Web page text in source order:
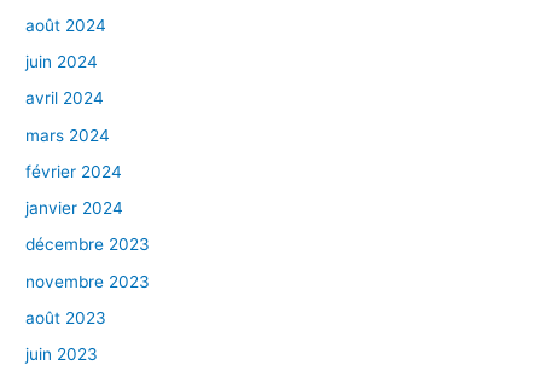
août 2024
juin 2024
avril 2024
mars 2024
février 2024
janvier 2024
décembre 2023
novembre 2023
août 2023
juin 2023